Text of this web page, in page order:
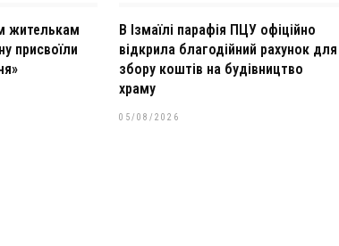
жителькам
присвоїли
В Ізмаїлі парафія ПЦУ офіційно
відкрила благодійний рахунок для
збору коштів на будівництво
храму
05/08/2026